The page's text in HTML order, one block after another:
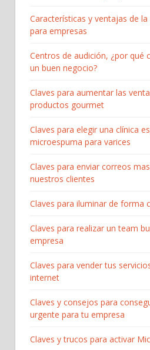
Características y ventajas de
para empresas
Centros de audición, ¿por qué
un buen negocio?
Claves para aumentar las
productos gourmet
Claves para elegir una clínica
microespuma para varices
Claves para enviar correos
nuestros clientes
Claves para iluminar de forma
Claves para realizar un team
empresa
Claves para vender tus
internet
Claves y consejos para
urgente para tu empresa
Claves y trucos para activar